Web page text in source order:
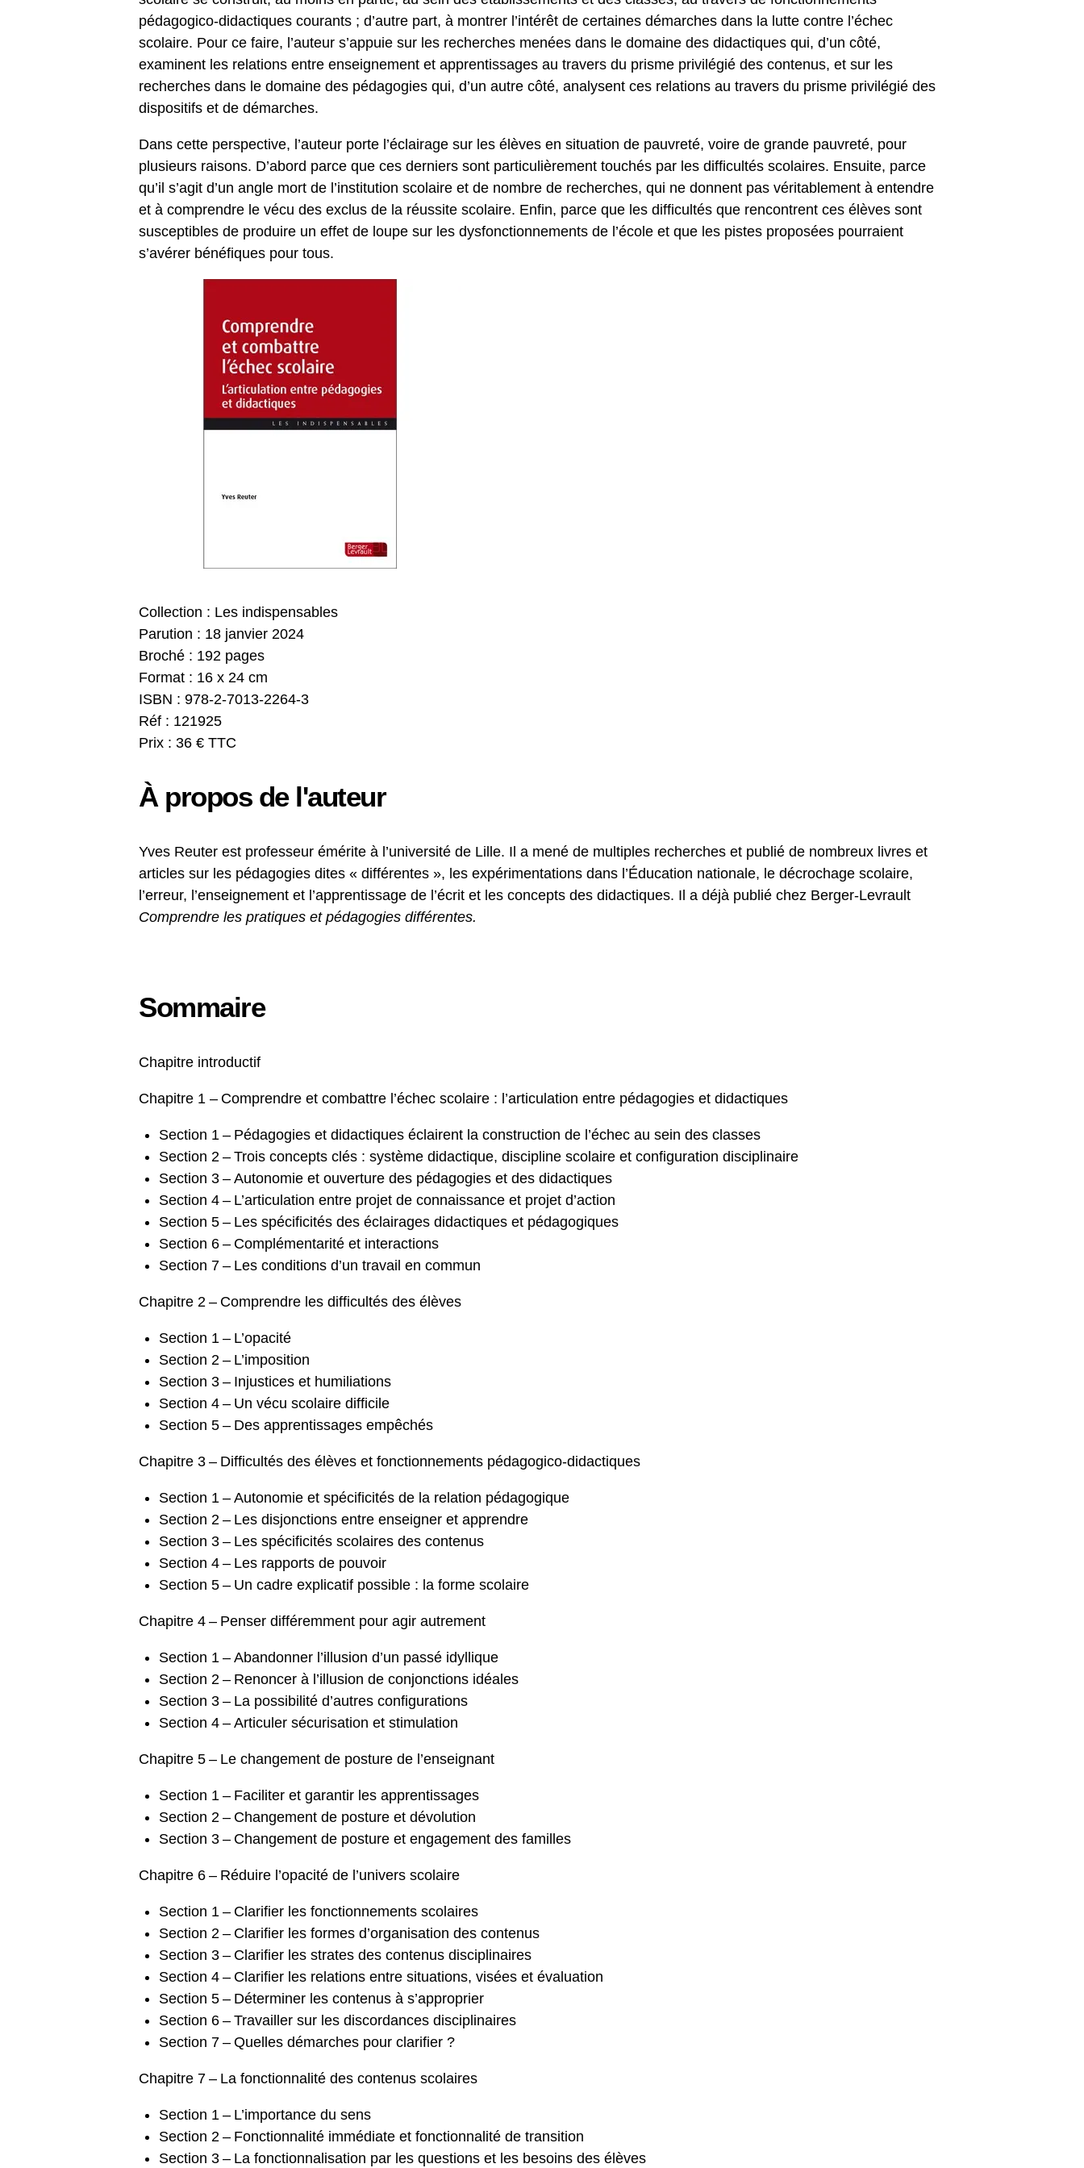
pédagogico-didactiques courants ; d’autre part, à montrer l’intérêt de certaines démarches dans la lutte contre l’échec
scolaire. Pour ce faire, l’auteur s’appuie sur les recherches menées dans le domaine des didactiques qui, d’un côté,
examinent les relations entre enseignement et apprentissages au travers du prisme privilégié des contenus, et sur les
recherches dans le domaine des pédagogies qui, d’un autre côté, analysent ces relations au travers du prisme privilégié des
dispositifs et de démarches.
Dans cette perspective, l’auteur porte l’éclairage sur les élèves en situation de pauvreté, voire de grande pauvreté, pour
plusieurs raisons. D’abord parce que ces derniers sont particulièrement touchés par les difficultés scolaires. Ensuite, parce
qu’il s’agit d’un angle mort de l’institution scolaire et de nombre de recherches, qui ne donnent pas véritablement à entendre
et à comprendre le vécu des exclus de la réussite scolaire. Enfin, parce que les difficultés que rencontrent ces élèves sont
susceptibles de produire un effet de loupe sur les dysfonctionnements de l’école et que les pistes proposées pourraient
s’avérer bénéfiques pour tous.
Collection : Les indispensables
Parution : 18 janvier 2024
Broché : 192 pages
Format : 16 x 24 cm
ISBN : 978-2-7013-2264-3
Réf : 121925
Prix : 36 € TTC
À propos de l'auteur
Yves Reuter est professeur émérite à l’université de Lille. Il a mené de multiples recherches et publié de nombreux livres et
articles sur les pédagogies dites « différentes », les expérimentations dans l’Éducation nationale, le décrochage scolaire,
l’erreur, l’enseignement et l’apprentissage de l’écrit et les concepts des didactiques. Il a déjà publié chez Berger-Levrault
Comprendre les pratiques et pédagogies différentes.
Sommaire
Chapitre introductif
Chapitre 1 – Comprendre et combattre l’échec scolaire : l’articulation entre pédagogies et didactiques
Section 1 – Pédagogies et didactiques éclairent la construction de l’échec au sein des classes
Section 2 – Trois concepts clés : système didactique, discipline scolaire et configuration disciplinaire
Section 3 – Autonomie et ouverture des pédagogies et des didactiques
Section 4 – L’articulation entre projet de connaissance et projet d’action
Section 5 – Les spécificités des éclairages didactiques et pédagogiques
Section 6 – Complémentarité et interactions
Section 7 – Les conditions d’un travail en commun
Chapitre 2 – Comprendre les difficultés des élèves
Section 1 – L’opacité
Section 2 – L’imposition
Section 3 – Injustices et humiliations
Section 4 – Un vécu scolaire difficile
Section 5 – Des apprentissages empêchés
Chapitre 3 – Difficultés des élèves et fonctionnements pédagogico-didactiques
Section 1 – Autonomie et spécificités de la relation pédagogique
Section 2 – Les disjonctions entre enseigner et apprendre
Section 3 – Les spécificités scolaires des contenus
Section 4 – Les rapports de pouvoir
Section 5 – Un cadre explicatif possible : la forme scolaire
Chapitre 4 – Penser différemment pour agir autrement
Section 1 – Abandonner l’illusion d’un passé idyllique
Section 2 – Renoncer à l’illusion de conjonctions idéales
Section 3 – La possibilité d’autres configurations
Section 4 – Articuler sécurisation et stimulation
Chapitre 5 – Le changement de posture de l’enseignant
Section 1 – Faciliter et garantir les apprentissages
Section 2 – Changement de posture et dévolution
Section 3 – Changement de posture et engagement des familles
Chapitre 6 – Réduire l’opacité de l’univers scolaire
Section 1 – Clarifier les fonctionnements scolaires
Section 2 – Clarifier les formes d’organisation des contenus
Section 3 – Clarifier les strates des contenus disciplinaires
Section 4 – Clarifier les relations entre situations, visées et évaluation
Section 5 – Déterminer les contenus à s’approprier
Section 6 – Travailler sur les discordances disciplinaires
Section 7 – Quelles démarches pour clarifier ?
Chapitre 7 – La fonctionnalité des contenus scolaires
Section 1 – L’importance du sens
Section 2 – Fonctionnalité immédiate et fonctionnalité de transition
Section 3 – La fonctionnalisation par les questions et les besoins des élèves